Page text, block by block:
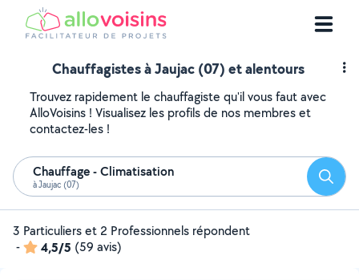
Chauffagistes à Jaujac (07) et alentours
Trouvez rapidement le chauffagiste qu'il vous faut avec
AlloVoisins ! Visualisez les profils de nos membres et
contactez-les !
Chauffage - Climatisation
à Jaujac (07)
3 Particuliers et 2 Professionnels répondent
-
4,5/5 (59 avis)